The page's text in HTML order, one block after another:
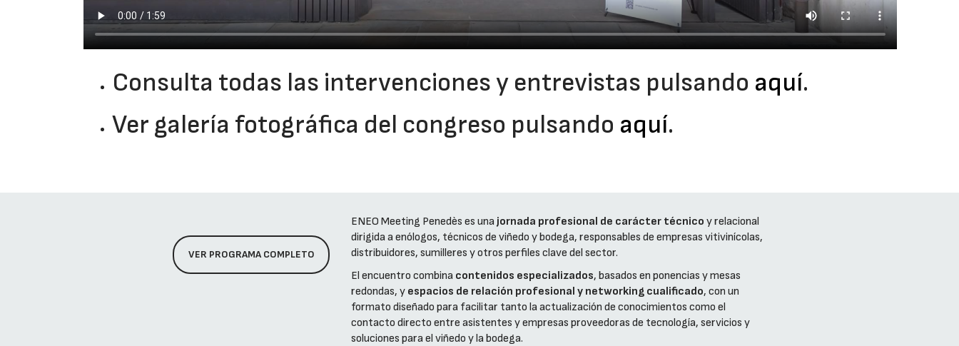
Consulta todas las intervenciones y entrevistas pulsando aquí.
Ver galería fotográfica del congreso pulsando aquí.
VER PROGRAMA COMPLETO
ENEO Meeting Penedès es unajornada profesional de carácter técnico y relacional
dirigida a enólogos, técnicos de viñedo y bodega, responsables de empresas vitivinícolas,
distribuidores, sumilleres y otros perfiles clave del sector.
El encuentro combina contenidos especializados, basados en ponencias y mesas
redondas, y espacios de relación profesional y networking cualificado, con un
formato diseñado para facilitar tanto la actualización de conocimientos como el
contacto directo entre asistentes y empresas proveedoras de tecnología, servicios y
soluciones para el viñedo y la bodega.